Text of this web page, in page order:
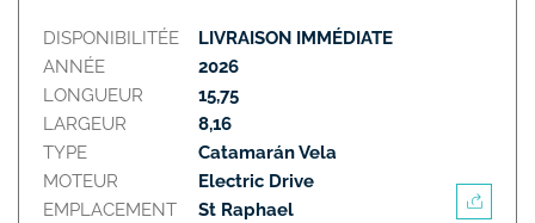
DISPONIBILITÉE
ANNÉE
LONGUEUR
LARGEUR
TYPE
MOTEUR
EMPLACEMENT
LIVRAISON IMMÉDIATE
2026
15,75
8,16
Catamarán Vela
Electric Drive
St Raphael